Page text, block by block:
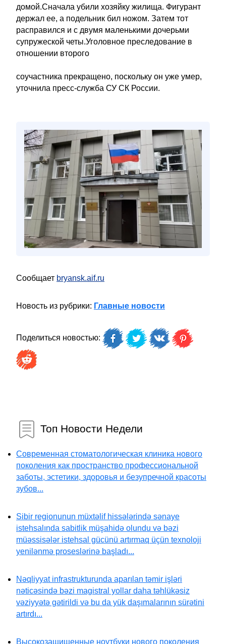
домой.Сначала убили хозяйку жилища. Фигурант
держал ее, а подельник бил ножом. Затем тот
расправился и с двумя маленькими дочерьми
супружеской четы.Уголовное преследование в
отношении второго
соучастника прекращено, поскольку он уже умер,
уточнила пресс-служба СУ СК России.
Сообщает bryansk.aif.ru
Новость из рубрики: Главные новости
Поделиться новостью:
Топ Новости Недели
Современная стоматологическая клиника нового
поколения как пространство профессиональной
заботы, эстетики, здоровья и безупречной красоты
зубов...
Sibir regionunun müxtəlif hissələrində sənaye
istehsalında sabitlik müşahidə olundu və bəzi
müəssisələr istehsal gücünü artırmaq üçün texnoloji
yenilənmə proseslərinə başladı...
Nəqliyyat infrastrukturunda aparılan təmir işləri
nəticəsində bəzi magistral yollar daha təhlükəsiz
vəziyyətə gətirildi və bu da yük daşımalarının sürətini
artırdı...
Высокозащищенные ноутбуки нового поколения